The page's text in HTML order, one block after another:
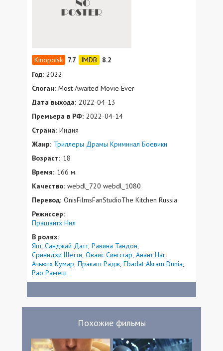
7.7
8.2
Год: 2022
Слоган: Most Awaited Movie Ever
Дата выхода: 2022-04-13
Премьера в РФ: 2022-04-14
Страна: Индия
Жанр: Триллеры Драмы Криминал Боевики
Возраст: 18
Время: 166 м.
Качество: webdl_720 webdl_1080
Перевод: OnisFilmsFanStudioThe Kitchen Russia
Режиссер:
Прашантх Нил
В ролях:
Яш Санджай Датт Равина Тандон
Сринидхи Шетти Оваис Сингстар Анант Наг
Ачьютх Кумар Пракаш Радж Ebadat Akram Dunia
Рао Рамеш
Похожие фильмы